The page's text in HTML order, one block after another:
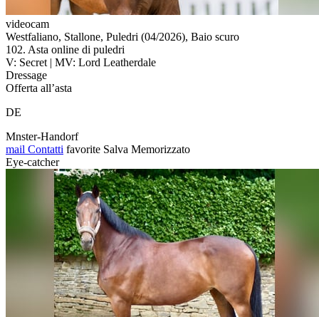
videocam
Westfaliano, Stallone, Puledri (04/2026), Baio scuro
102. Asta online di puledri
V: Secret | MV: Lord Leatherdale
Dressage
Offerta all’asta
DE
Mnster-Handorf
mail Contatti favorite Salva Memorizzato
Eye-catcher